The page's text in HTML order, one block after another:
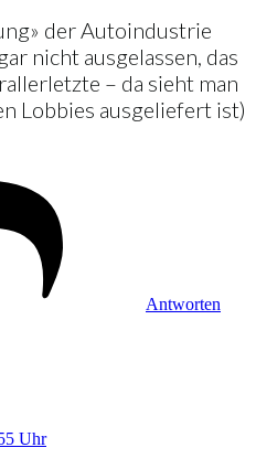
der Autoindustrie
nicht ausgelassen, das
– da sieht man
Lobbies ausgeliefert ist)
Antworten
Uhr